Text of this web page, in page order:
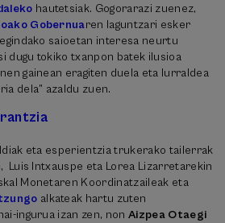
hautetsiak. Gogorarazi zuenez,
Gobernuaren laguntzari esker
saioetan interesa neurtu
dugu tokiko txanpon batek ilusioa
gainean eragiten duela eta lurraldea
dela” azaldu zuen.
eta esperientzia trukerako tailerrak
Luis Intxauspe eta Lorea Lizarretarekin
Monetaren Koordinatzaileak eta
alkateak hartu zuten
ingurua izan zen, nonAizpea Otaegi